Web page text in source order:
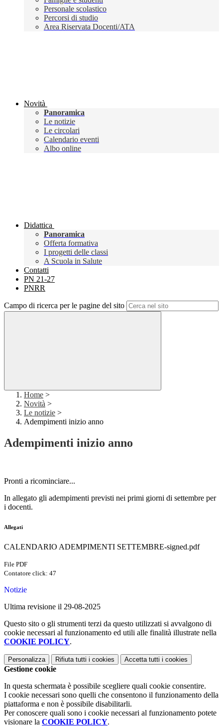
Personale scolastico
Percorsi di studio
Area Riservata Docenti/ATA
Novità
Panoramica
Le notizie
Le circolari
Calendario eventi
Albo online
Didattica
Panoramica
Offerta formativa
I progetti delle classi
A Scuola in Salute
Contatti
PN 21-27
PNRR
Campo di ricerca per le pagine del sito
Home >
Novità >
Le notizie >
Adempimenti inizio anno
Adempimenti inizio anno
Pronti a ricominciare...
In allegato gli adempimenti previsti nei primi giorni di settembre per
i docenti.
Allegati
CALENDARIO ADEMPIMENTI SETTEMBRE-signed.pdf
File PDF
Contatore click: 47
Notizie
Ultima revisione il 29-08-2025
Questo sito o gli strumenti terzi da questo utilizzati si avvalgono di
cookie necessari al funzionamento ed utili alle finalità illustrate nella
COOKIE POLICY.
Personalizza Rifiuta tutti i cookies Accetta tutti i cookies
Gestione cookie
In questa schermata è possibile scegliere quali cookie consentire.
I cookie necessari sono quelli che consentono il funzionamento della
piattaforma e non è possibile disabilitarli.
Per conoscere quali sono i cookie necessari al funzionamento potete
visionare la COOKIE POLICY.